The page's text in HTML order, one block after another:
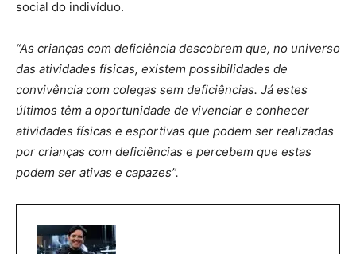
social do indivíduo.
“As crianças com deficiência descobrem que, no universo
das atividades físicas, existem possibilidades de
convivência com colegas sem deficiências. Já estes
últimos têm a oportunidade de vivenciar e conhecer
atividades físicas e esportivas que podem ser realizadas
por crianças com deficiências e percebem que estas
podem ser ativas e capazes”.